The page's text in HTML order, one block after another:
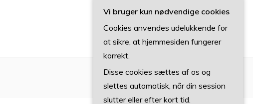
Vi bruger kun nødvendige cookies
Cookies anvendes udelukkende for
at sikre, at hjemmesiden fungerer
korrekt.
Disse cookies sættes af os og
slettes automatisk, når din session
slutter eller efter kort tid.